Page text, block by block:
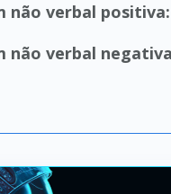
não verbal positiva:
não verbal